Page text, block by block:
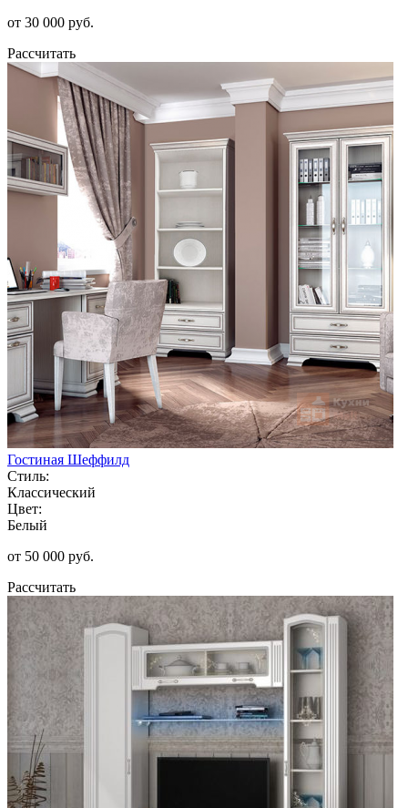
от 30 000 руб.
Рассчитать
Гостиная Шеффилд
Стиль:
Классический
Цвет:
Белый
от 50 000 руб.
Рассчитать